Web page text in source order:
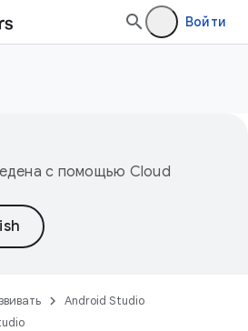
Войти
с помощью Cloud
Android Studio